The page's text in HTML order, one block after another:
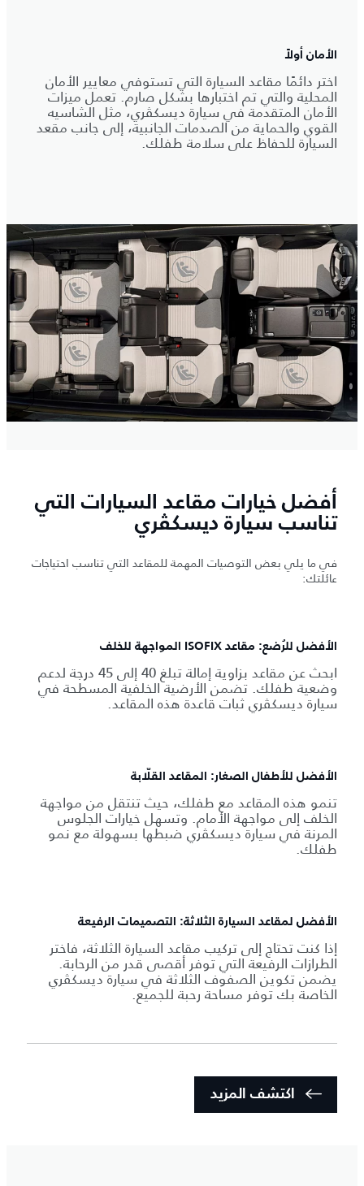
الأمان أولاً
اختر دائمًا مقاعد السيارة التي تستوفي معايير الأمان
المحلية والتي تم اختبارها بشكل صارم. تعمل ميزات
الأمان المتقدمة في سيارة ديسكڤري، مثل الشاسيه
القوي والحماية من الصدمات الجانبية، إلى جانب مقعد
السيارة للحفاظ على سلامة طفلك.
أفضل خيارات مقاعد السيارات التي
تناسب سيارة ديسكڤري
في ما يلي بعض التوصيات المهمة للمقاعد التي تناسب احتياجات
عائلتك:
الأفضل للرُضع: مقاعد ISOFIX المواجهة للخلف
ابحث عن مقاعد بزاوية إمالة تبلغ 40 إلى 45 درجة لدعم
وضعية طفلك. تضمن الأرضية الخلفية المسطحة في
سيارة ديسكڤري ثبات قاعدة هذه المقاعد.
الأفضل للأطفال الصغار: المقاعد القلّابة
تنمو هذه المقاعد مع طفلك، حيث تنتقل من مواجهة
الخلف إلى مواجهة الأمام. وتسهل خيارات الجلوس
المرنة في سيارة ديسكڤري ضبطها بسهولة مع نمو
طفلك.
الأفضل لمقاعد السيارة الثلاثة: التصميمات الرفيعة
إذا كنت تحتاج إلى تركيب مقاعد السيارة الثلاثة، فاختر
الطرازات الرفيعة التي توفر أقصى قدر من الرحابة.
يضمن تكوين الصفوف الثلاثة في سيارة ديسكڤري
الخاصة بك توفر مساحة رحبة للجميع.
اكتشف المزيد